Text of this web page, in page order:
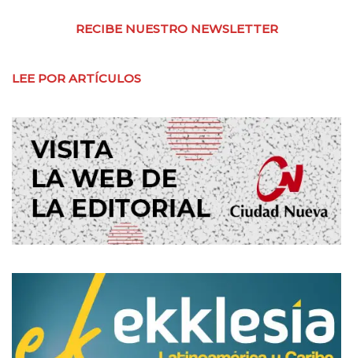
RECIBE NUESTRO NEWSLETTER
LEE POR ARTÍCULOS